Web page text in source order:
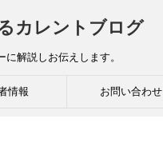
カレントブログ
解説しお伝えします。
情報 お問い合わせ